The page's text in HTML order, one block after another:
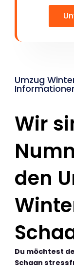
Umzug
Wir
den
Du möchtest
Schaan